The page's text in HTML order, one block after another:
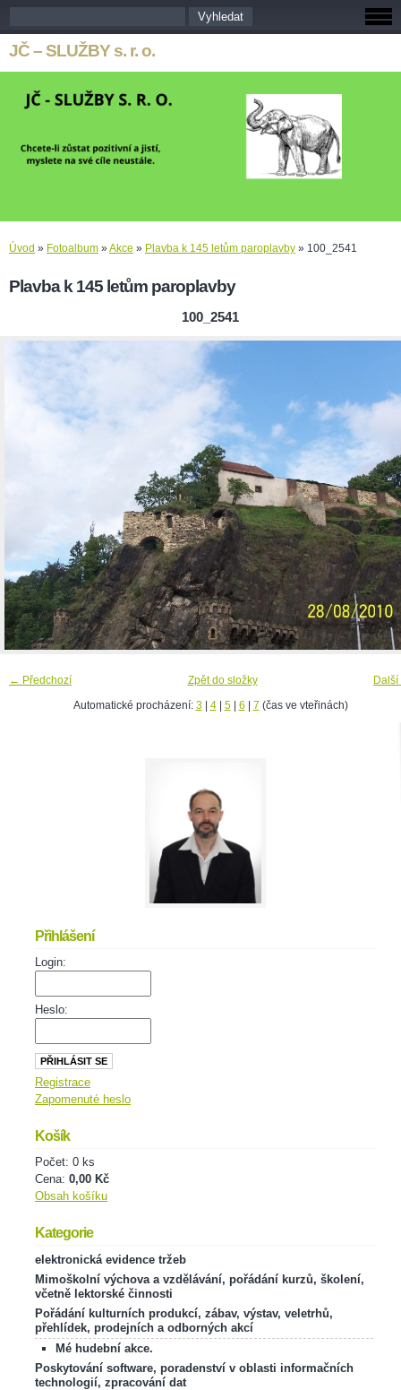
JČ – SLUŽBY s. r. o.
Úvod » Fotoalbum »Akce » Plavba k 145 letům paroplavby » 100_2541
Plavba k 145 letům paroplavby
100_2541
← Předchozí
Zpět do složky
Automatické procházení: 3| 4| 5| 6 7 (čas ve vteřinách)
Přihlášení
Login:
Heslo:
Registrace
Zapomenuté heslo
Košík
Počet: 0 ks
Cena: 0,00 Kč
Obsah košíku
Kategorie
elektronická evidence tržeb
Mimoškolní výchova a vzdělávání, pořádání kurzů, školení,
včetně lektorské činnosti
Pořádání kulturních produkcí, zábav, výstav, veletrhů,
přehlídek, prodejních a odborných akcí
Mé hudební akce.
Poskytování software, poradenství v oblasti informačních
technologií, zpracování dat